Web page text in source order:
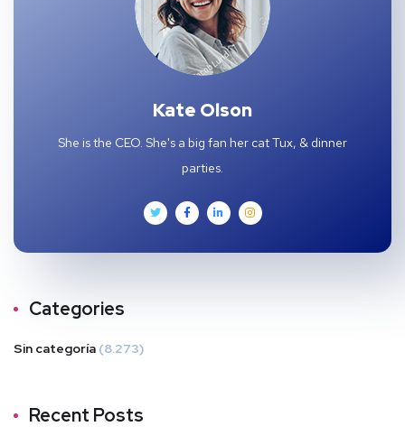
Kate Olson
She is the CEO. She's a big fan her cat Tux, & dinner
parties.
Categories
Sin categoría (8.273)
Recent Posts